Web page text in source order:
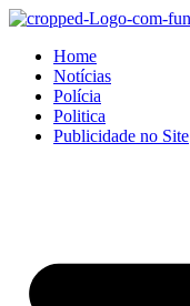
Home
Notícias
Polícia
Politica
Publicidade no Site